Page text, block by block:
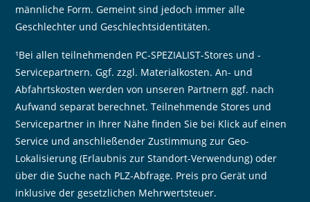
männliche Form. Gemeint sind jedoch immer alle
Geschlechter und Geschlechtsidentitäten.
¹Bei allen teilnehmenden PC-SPEZIALIST-Stores und -
Servicepartnern. Ggf. zzgl. Materialkosten. An- und
Abfahrtskosten werden von unseren Partnern ggf. nach
Aufwand separat berechnet. Teilnehmende Stores und
Servicepartner in Ihrer Nähe finden Sie bei Klick auf einen
Service und anschließender Zustimmung zur Geo-
Lokalisierung (Erlaubnis zur Standort-Verwendung) oder
über die Suche nach PLZ-Abfrage. Preis pro Gerät und
inklusive der gesetzlichen Mehrwertsteuer.